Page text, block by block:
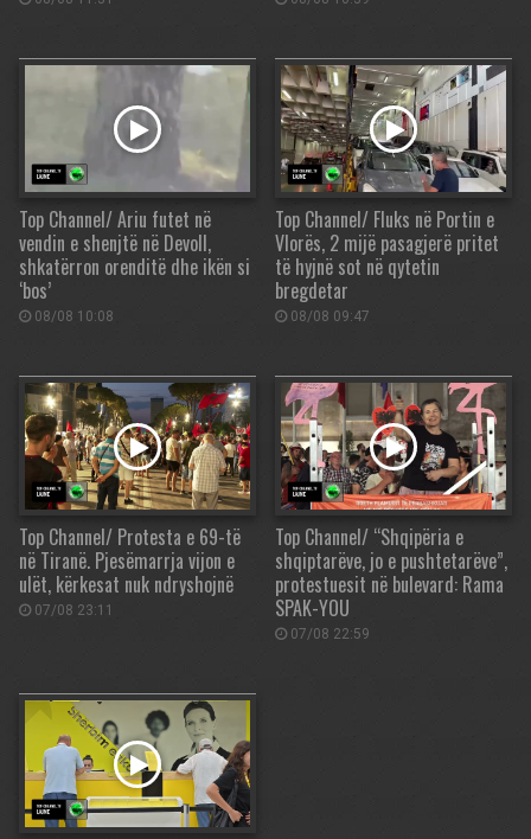
Top Channel/ Ariu futet në
vendin e shenjtë në Devoll,
shkatërron orenditë dhe ikën si
‘bos’
08/08 10:08
Top Channel/ Fluks në Portin e
Vlorës, 2 mijë pasagjerë pritet
të hyjnë sot në qytetin
bregdetar
08/08 09:47
Top Channel/ Protesta e 69-të
në Tiranë. Pjesëmarrja vijon e
ulët, kërkesat nuk ndryshojnë
07/08 23:11
Top Channel/ “Shqipëria e
shqiptarëve, jo e pushtetarëve”,
protestuesit në bulevard: Rama
SPAK-YOU
07/08 22:59